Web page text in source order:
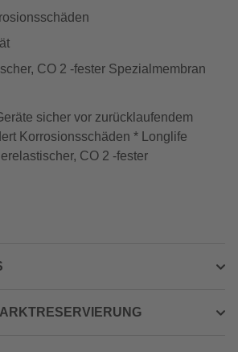
CO 2 -fester Spezialmembran
sicher vor zurücklaufendem
Korrosionsschäden * Longlife
CO 2 -fester